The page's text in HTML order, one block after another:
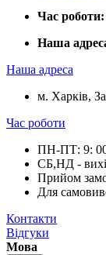
Час роботи:
Наша
Наша адреса
м. Харків,
Час роботи
ПН-ПТ: 9:
СБ,НД -
Прийом
Для
Контакти
Відгуки
Мова